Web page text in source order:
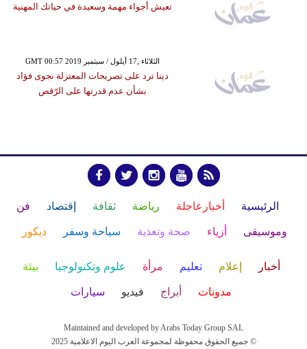
تعيش أجواء مهمة وسعيدة في حياتك المهنية
GMT 00:57 2019 الثلاثاء ,17 أيلول / سبتمبر
دينا ترد على تصريحات المعتزلة نجوى فؤاد
بشأن عدم قدرتها على الرّقص
الرئيسية أخبارعاجلة رياضة ثقافة إقتصاد فن
وموسيقى أزياء صحة وتغذية سياحة وسفر ديكور
أخبار إعلام تعليم مرأة علوم وتكنولوجيا بيئة
مدونات أبراج فيديو سيارات
Maintained and developed by Arabs Today Group SAL
جميع الحقوق محفوظة لمجموعة العرب اليوم الاعلامية 2025 ©